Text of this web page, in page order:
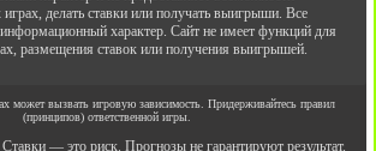
играх, делать ставки или получать выигрыши. Все
характер. Сайт не имеет функций для
размещения ставок или получения выигрышей.
может вызвать игровую зависимость. Придерживайтесь правил
(принципов) ответственной игры.
— это риск. Прогнозы не гарантируют результат.